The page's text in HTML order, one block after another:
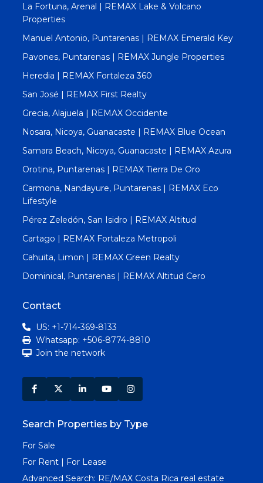
La Fortuna, Arenal | REMAX Lake & Volcano
Properties
Manuel Antonio, Puntarenas | REMAX Emerald Key
Pavones, Puntarenas | REMAX Jungle Properties
Heredia | REMAX Fortaleza 360
San José | REMAX First Realty
Grecia, Alajuela | REMAX Occidente
Nosara, Nicoya, Guanacaste | REMAX Blue Ocean
Samara Beach, Nicoya, Guanacaste | REMAX Azura
Orotina, Puntarenas | REMAX Tierra De Oro
Carmona, Nandayure, Puntarenas | REMAX Eco
Lifestyle
Pérez Zeledón, San Isidro | REMAX Altitud
Cartago | REMAX Fortaleza Metropoli
Cahuita, Limon | REMAX Green Realty
Dominical, Puntarenas | REMAX Altitud Cero
Contact
US: +1-714-369-8133
Whatsapp: +506-8774-8810
Join the network
Search Properties by Type
For Sale
For Rent | For Lease
Advanced Search: RE/MAX Costa Rica real estate